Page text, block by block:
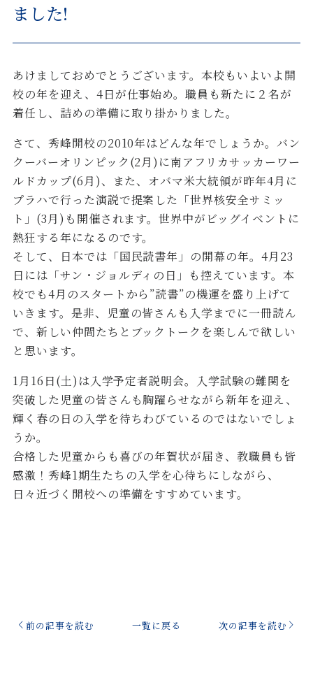
ました!
あけましておめでとうございます。本校もいよいよ開
校の年を迎え、4日が仕事始め。職員も新たに２名が
着任し、詰めの準備に取り掛かりました。
さて、秀峰開校の2010年はどんな年でしょうか。バン
クーバーオリンピック(2月)に南アフリカサッカーワー
ルドカップ(6月)、また、オバマ米大統領が昨年4月に
プラハで行った演説で提案した「世界核安全サミッ
ト」(3月)も開催されます。世界中がビッグイベントに
熱狂する年になるのです。
そして、日本では「国民読書年」の開幕の年。4月23
日には「サン・ジョルディの日」も控えています。本
校でも4月のスタートから”読書”の機運を盛り上げて
いきます。是非、児童の皆さんも入学までに一冊読ん
で、新しい仲間たちとブックトークを楽しんで欲しい
と思います。
1月16日(土)は入学予定者説明会。入学試験の難関を
突破した児童の皆さんも胸躍らせながら新年を迎え、
輝く春の日の入学を待ちわびているのではないでしょ
うか。
合格した児童からも喜びの年賀状が届き、教職員も皆
感激！秀峰1期生たちの入学を心待ちにしながら、
日々近づく開校への準備をすすめています。
前の記事を読む 一覧に戻る 次の記事を読む